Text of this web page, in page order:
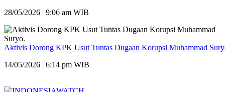
28/05/2026 | 9:06 am WIB
Aktivis Dorong KPK Usut Tuntas Dugaan Korupsi Muhammad
14/05/2026 | 6:14 pm WIB